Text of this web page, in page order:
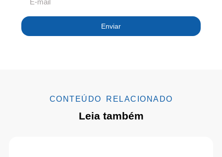
Enviar
CONTEÚDO RELACIONADO
Leia também